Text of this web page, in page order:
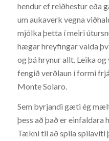
hendur ef reiðhestur eða
um aukaverk vegna
mjólka þetta í meiri
hægar hreyfingar valda
og þá hrynur allt. Leika
fengið verðlaun í formi
Monte Solaro.
Sem byrjandi gæti ég
þess að það er einfaldara
Tækni til að spila spilavíti